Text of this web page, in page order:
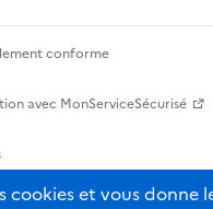
conforme
avec MonServiceSécurisé
indicateurs
cookies et vous donne